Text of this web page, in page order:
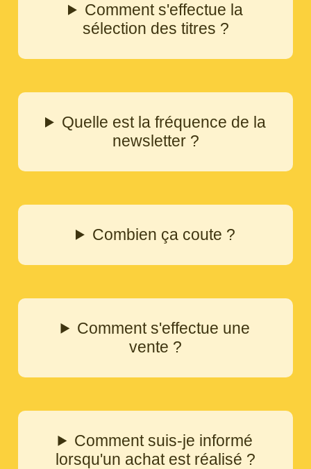
Comment s'effectue la
sélection des titres ?
Quelle est la fréquence de la
newsletter ?
Combien ça coute ?
Comment s'effectue une
vente ?
Comment suis-je informé
lorsqu'un achat est réalisé ?